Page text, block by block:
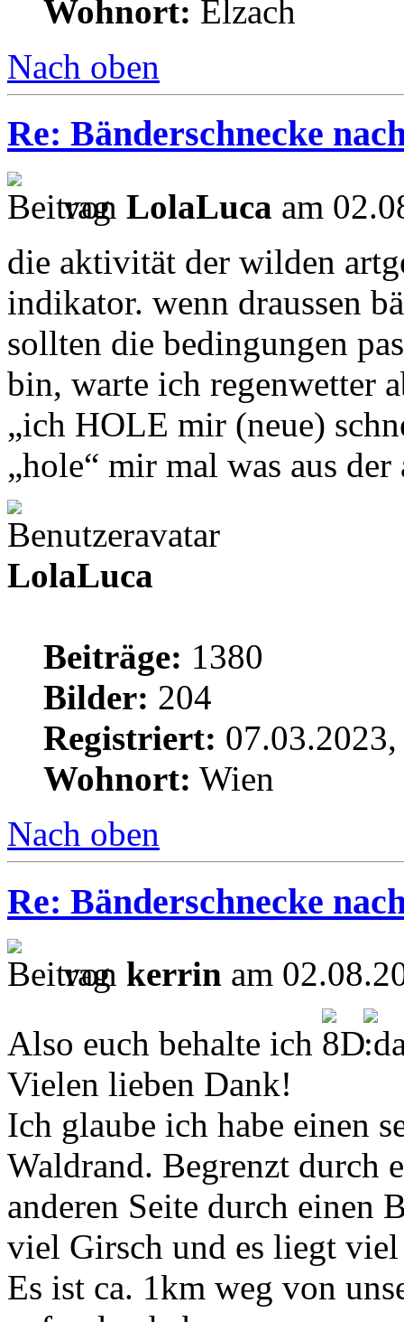
Wohnort: Elzach
Nach oben
Re: Bänderschnecke
von LolaLuca am
die aktivität der wilden
indikator. wenn draussen
sollten die bedingungen
bin, warte ich regenwetter
„ich HOLE mir (neue)
„hole“ mir mal was aus
LolaLuca
Beiträge: 1380
Bilder: 204
Registriert:
Wohnort: Wien
Nach oben
Re: Bänderschnecke
von kerrin am
Also euch behalte ich
Vielen lieben Dank!
Ich glaube ich habe einen
Waldrand. Begrenzt durch
anderen Seite durch einen
viel Girsch und es liegt
Es ist ca. 1km weg von